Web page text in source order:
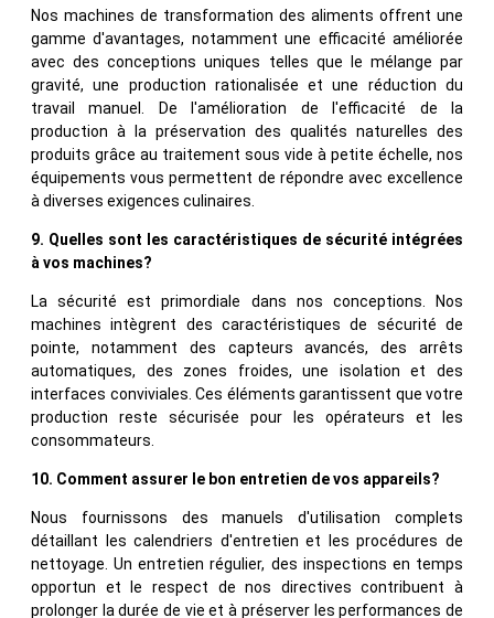
Nos machines de transformation des aliments offrent une
gamme d'avantages, notamment une efficacité améliorée
avec des conceptions uniques telles que le mélange par
gravité, une production rationalisée et une réduction du
travail manuel. De l'amélioration de l'efficacité de la
production à la préservation des qualités naturelles des
produits grâce au traitement sous vide à petite échelle, nos
équipements vous permettent de répondre avec excellence
à diverses exigences culinaires.
9. Quelles sont les caractéristiques de sécurité intégrées
à vos machines?
La sécurité est primordiale dans nos conceptions. Nos
machines intègrent des caractéristiques de sécurité de
pointe, notamment des capteurs avancés, des arrêts
automatiques, des zones froides, une isolation et des
interfaces conviviales. Ces éléments garantissent que votre
production reste sécurisée pour les opérateurs et les
consommateurs.
10. Comment assurer le bon entretien de vos appareils?
Nous fournissons des manuels d'utilisation complets
détaillant les calendriers d'entretien et les procédures de
nettoyage. Un entretien régulier, des inspections en temps
opportun et le respect de nos directives contribuent à
prolonger la durée de vie et à préserver les performances de